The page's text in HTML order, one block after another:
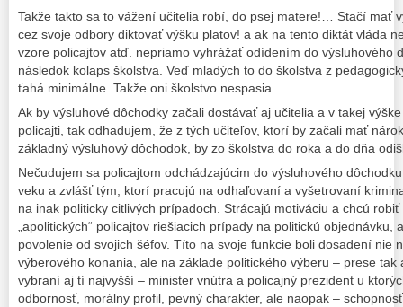
Takže takto sa to vážení učitelia robí, do psej matere!… Stačí mať
cez svoje odbory diktovať výšku platov! a ak na tento diktát vláda
vzore policajtov atď. nepriamo vyhrážať odídením do výsluhového
následok kolaps školstva. Veď mladých to do školstva z
ťahá minimálne. Takže oni školstvo nespasia.
Ak by výsluhové dôchodky začali dostávať aj učitelia a v takej
policajti, tak odhadujem, že z tých učiteľov, ktorí by začali mať
základný výsluhový dôchodok, by zo školstva do roka a do dňa
Nečudujem sa policajtom odchádzajúcim do výsluhového
veku a zvlášť tým, ktorí pracujú na odhaľovaní a vyšetrovaní
na inak politicky citlivých prípadoch. Strácajú motiváciu a chcú
„apolitických“ policajtov riešiacich prípady na politickú
povolenie od svojich šéfov. Títo na svoje funkcie boli dosadení nie
výberového konania, ale na základe politického výberu – prese tak
vybraní aj tí najvyšší – minister vnútra a policajný prezident u
odbornosť, morálny profil, pevný charakter, ale naopak –